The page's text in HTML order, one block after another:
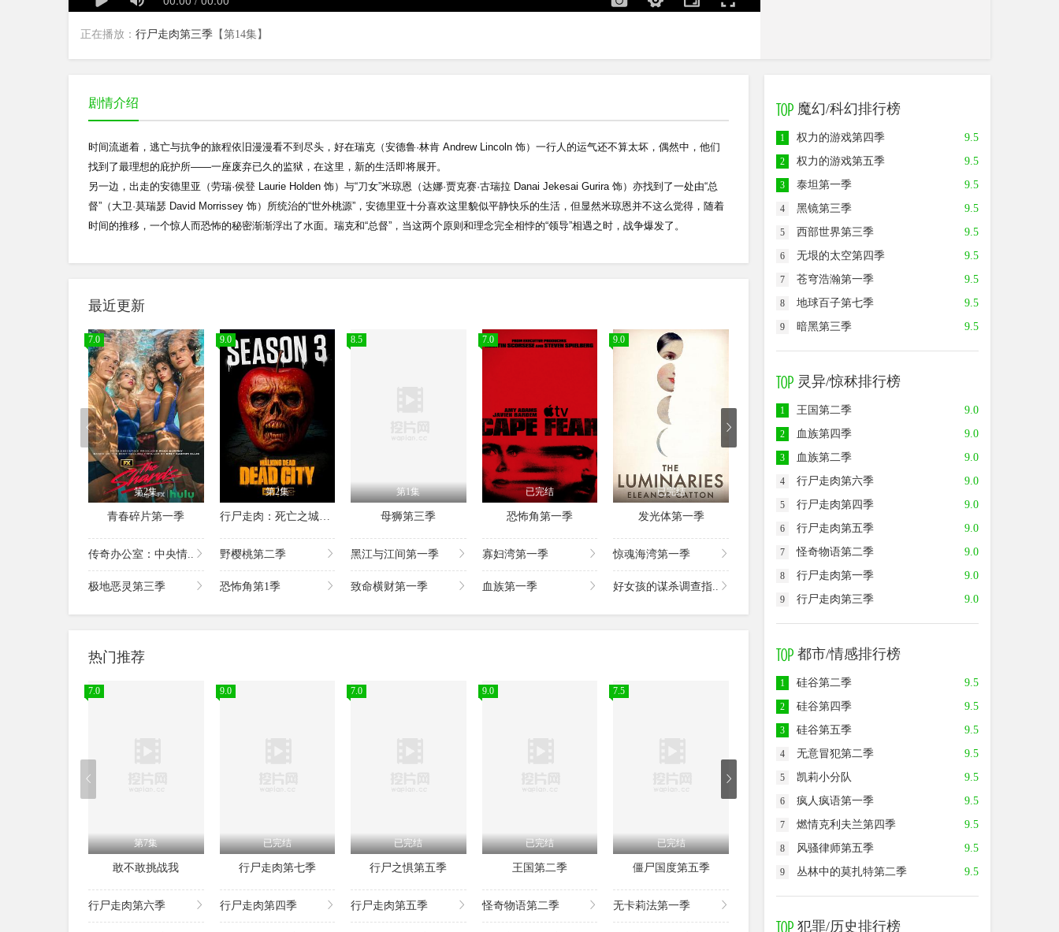
正在播放： 行尸走肉第三季 【第14集】
剧情介绍
时间流逝着，逃亡与抗争的旅程依旧漫漫看不到尽头，好在瑞克（安德鲁·林肯 Andrew Lincoln 饰）一行人的运气还不算太坏，偶然中，他们
找到了最理想的庇护所——一座废弃已久的监狱，在这里，新的生活即将展开。
另一边，出走的安德里亚（劳瑞·侯登 Laurie Holden 饰）与“刀女”米琼恩（达娜·贾克赛·古瑞拉 Danai Jekesai Gurira 饰）亦找到了一处由“总
督”（大卫·莫瑞瑟 David Morrissey 饰）所统治的“世外桃源”，安德里亚十分喜欢这里貌似平静快乐的生活，但显然米琼恩并不这么觉得，随着
时间的推移，一个惊人而恐怖的秘密渐渐浮出了水面。瑞克和“总督”，当这两个原则和理念完全相悖的“领导”相遇之时，战争爆发了。
最近更新
7.0
第2集
青春碎片第一季
9.0
第2集
行尸走肉：死亡之城第三季
8.5
第1集
母狮第三季
7.0
已完结
恐怖角第一季
9.0
已完结
发光体第一季
传奇办公室：中央情.. 野樱桃第二季 黑江与江间第一季 寡妇湾第一季 惊魂海湾第一季
极地恶灵第三季 恐怖角第1季 致命横财第一季 血族第一季 好女孩的谋杀调查指..
热门推荐
7.0
第7集
敢不敢挑战我
9.0
已完结
行尸走肉第七季
7.0
已完结
行尸之惧第五季
9.0
已完结
王国第二季
7.5
已完结
僵尸国度第五季
已完结
僵尸国度第四季 血族第四季
行尸走肉第六季 行尸走肉第四季 行尸走肉第五季 怪奇物语第二季 无卡莉法第一季
魔幻/科幻排行榜
9.5
1
权力的游戏第四季
9.5
2
权力的游戏第五季
9.5
3
泰坦第一季
9.5
4
黑镜第三季
9.5
5
西部世界第三季
9.5
6
无垠的太空第四季
9.5
7
苍穹浩瀚第一季
9.5
8
地球百子第七季
9.5
9 暗黑第三季
灵异/惊秫排行榜
9.0
1
王国第二季
9.0
2
血族第四季
9.0
3
血族第二季
9.0
4
行尸走肉第六季
9.0
5
行尸走肉第四季
9.0
6
行尸走肉第五季
9.0
7
怪奇物语第二季
9.0
8
行尸走肉第一季
9.0
9 行尸走肉第三季
都市/情感排行榜
9.5
1
硅谷第二季
9.5
2
硅谷第四季
9.5
3
硅谷第五季
9.5
4
无意冒犯第二季
9.5
5
凯莉小分队
9.5
6
疯人疯语第一季
9.5
7
燃情克利夫兰第四季
9.5
8
风骚律师第五季
9.5
9 丛林中的莫扎特第二季
犯罪/历史排行榜